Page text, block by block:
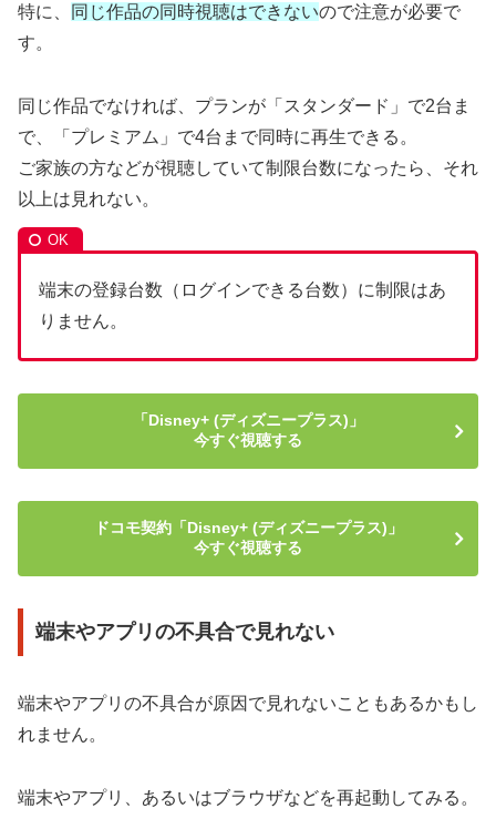
特に、 同じ作品の同時視聴はできないので注意が必要で
す。
同じ作品でなければ、プランが「スタンダード」で2台ま
で、「プレミアム」で4台まで同時に再生できる。
ご家族の方などが視聴していて制限台数になったら、それ
以上は見れない。
端末の登録台数（ログインできる台数）に制限はあ
りません。
「Disney+ (ディズニープラス)」
今すぐ視聴する
ドコモ契約「Disney+ (ディズニープラス)」
今すぐ視聴する
端末やアプリの不具合で見れない
端末やアプリの不具合が原因で見れないこともあるかもし
れません。
端末やアプリ、あるいはブラウザなどを再起動してみる。